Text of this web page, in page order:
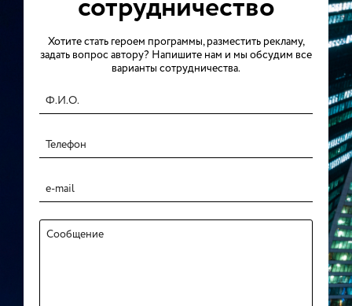
сотрудничество
Хотите стать героем программы, разместить рекламу,
задать вопрос автору? Напишите нам и мы обсудим все
варианты сотрудничества.